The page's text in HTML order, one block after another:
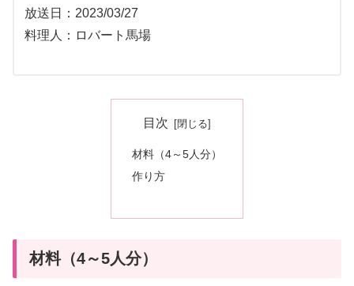
放送日：2023/03/27
料理人：ロバート馬場
目次
材料（4～5人分）
作り方
材料（4～5人分）